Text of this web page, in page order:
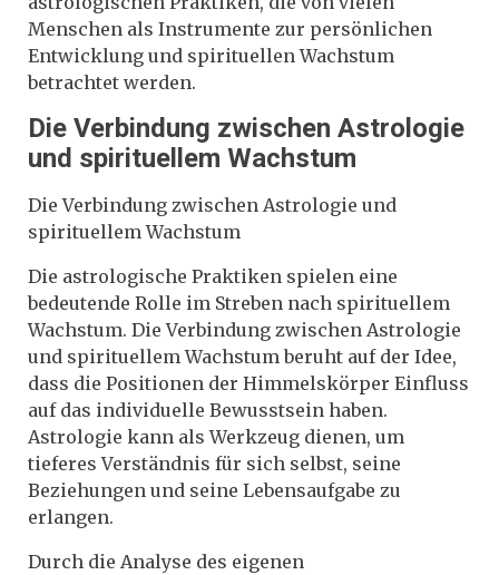
Menschen als Instrumente zur persönlichen
Entwicklung und spirituellen Wachstum
betrachtet werden.
Die Verbindung zwischen Astrologie
und spirituellem Wachstum
Die Verbindung zwischen Astrologie und
spirituellem Wachstum
Die astrologische Praktiken spielen eine
bedeutende Rolle im Streben nach spirituellem
Wachstum. Die Verbindung zwischen Astrologie
und spirituellem Wachstum beruht auf der Idee,
dass die Positionen der Himmelskörper Einfluss
auf das individuelle Bewusstsein haben.
Astrologie kann als Werkzeug dienen, um
tieferes Verständnis für sich selbst, seine
Beziehungen und seine Lebensaufgabe zu
erlangen.
Durch die Analyse des eigenen